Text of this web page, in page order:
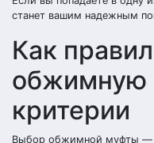
станет вашим надежным
Как
обжимную
критерии
Выбор обжимной муфты —